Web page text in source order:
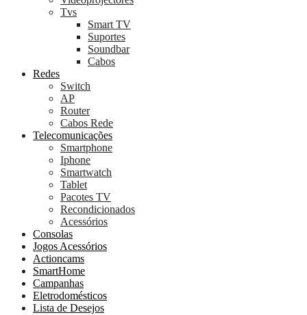
Tvs
Smart TV
Suportes
Soundbar
Cabos
Redes
Switch
AP
Router
Cabos Rede
Telecomunicações
Smartphone
Iphone
Smartwatch
Tablet
Pacotes TV
Recondicionados
Acessórios
Consolas
Jogos Acessórios
Actioncams
SmartHome
Campanhas
Eletrodomésticos
Lista de Desejos